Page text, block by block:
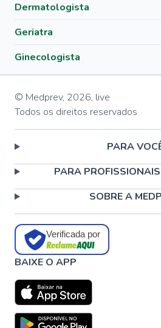
Dermatologista
Geriatra
Ginecologista
© Medprev, 2026, live
Todos os direitos reservados
PARA
PARA
SOBRE A
Verificada por
BAIXE O APP